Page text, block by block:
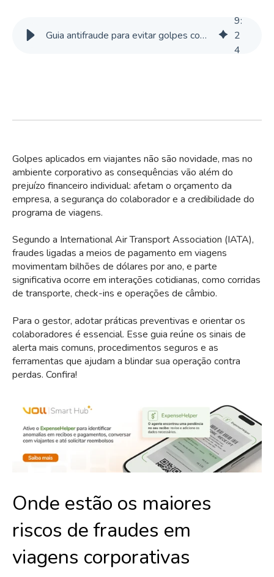
Guia antifraude para evitar golpes comuns em viagens corporativas
9:
2
4
Golpes aplicados em viajantes não são novidade, mas no
ambiente corporativo as consequências vão além do
prejuízo financeiro individual: afetam o orçamento da
empresa, a segurança do colaborador e a credibilidade do
programa de viagens.
Segundo a International Air Transport Association (IATA),
fraudes ligadas a meios de pagamento em viagens
movimentam bilhões de dólares por ano, e parte
significativa ocorre em interações cotidianas, como corridas
de transporte, check-ins e operações de câmbio.
Para o gestor, adotar práticas preventivas e orientar os
colaboradores é essencial. Esse guia reúne os sinais de
alerta mais comuns, procedimentos seguros e as
ferramentas que ajudam a blindar sua operação contra
perdas. Confira!
Onde estão os maiores
riscos de fraudes em
viagens corporativas